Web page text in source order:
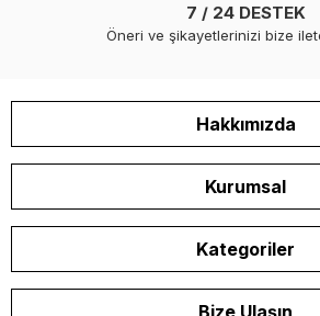
7 / 24 DESTEK
Öneri ve şikayetlerinizi bize
Hakkımızda
Kurumsal
Kategoriler
Bize Ulaşın